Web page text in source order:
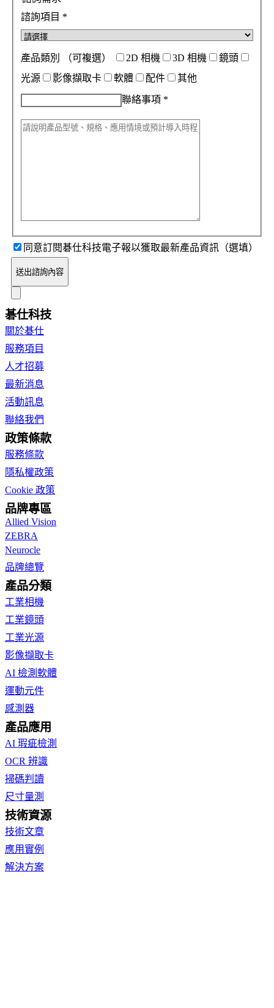
諮詢項目 *
產品類別 （可複選） 2D 相機 3D 相機
鏡頭
光源
影像擷取卡 軟體 配件 其他
聯絡事項 *
同意訂閱碁仕科技電子報以獲取最新產品資訊（選填）
送出諮詢內容
碁仕科技
關於碁仕
服務項目
人才招募
最新消息
活動訊息
聯絡我們
政策條款
服務條款
隱私權政策
Cookie 政策
品牌專區
Allied Vision
ZEBRA
Neurocle
品牌總覽
產品分類
工業相機
工業鏡頭
工業光源
影像擷取卡
AI 檢測軟體
運動元件
感測器
產品應用
AI 瑕疵檢測
OCR 辨識
掃碼判讀
尺寸量測
技術資源
技術文章
應用實例
解決方案